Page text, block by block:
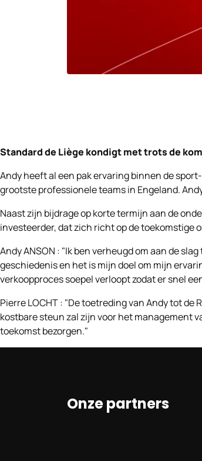
Standard de Liège kondigt met trots de
Andy heeft al een pak ervaring binnen de
grootste professionele teams in Engeland.
Naast zijn bijdrage op korte termijn aan de
investeerder, dat zich richt op de toekomstige
Andy ANSON : "Ik ben verheugd om aan de
geschiedenis en het is mijn doel om mijn
verkoopproces soepel verloopt zodat er snel
Pierre LOCHT : "De toetreding van Andy tot de
kostbare steun zal zijn voor het management
toekomst bezorgen."
Onze partners